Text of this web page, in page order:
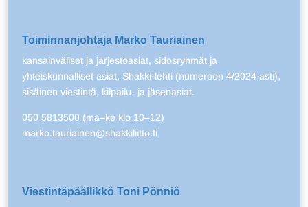
Toiminnanjohtaja Marko Tauriainen
kansainväliset ja järjestöasiat, sidosryhmät ja
yhteiskunnalliset asiat, Shakki-lehti (numeroon 4/2024 asti),
sisäinen viestintä, kilpailu- ja jäsenasiat.
050 5813500 (ma–ke klo 10–12)
marko.tauriainen@shakkiliitto.fi
Viestintäpäällikkö Toni Pönniö